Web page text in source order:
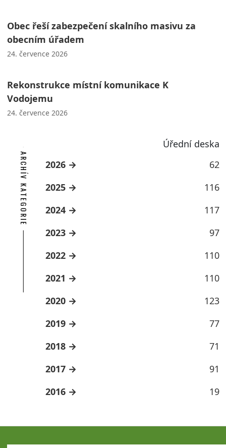
Obec řeší zabezpečení skalního masivu za
obecním úřadem
24. července 2026
Rekonstrukce místní komunikace K
Vodojemu
24. července 2026
Úřední deska
ARCHÍV KATEGORIE 2026
62
2025
116
2024
117
2023
97
2022
110
2021
110
2020
123
2019
77
2018
71
2017
91
2016
19